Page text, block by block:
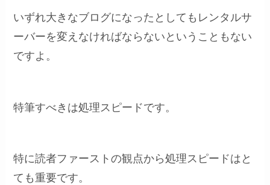
いずれ大きなブログになったとしてもレンタルサ
ーバーを変えなければならないということもない
ですよ。
特筆すべきは処理スピードです。
特に読者ファーストの観点から処理スピードはと
ても重要です。